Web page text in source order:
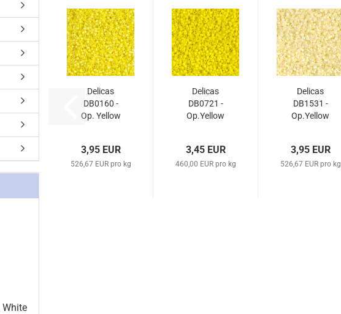
Delicas
DB0160 -
Op. Yellow
3,95 EUR
526,67 EUR pro kg
Delicas
DB0721 -
Op.Yellow
3,45 EUR
460,00 EUR pro kg
Delicas
DB1531 -
Op.Yellow
3,95 EUR
526,67 EUR pro kg
White